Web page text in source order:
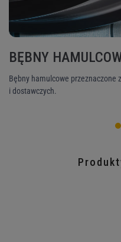
BĘBNY
Bębny hamulcowe przeznaczone
i dostawczych.